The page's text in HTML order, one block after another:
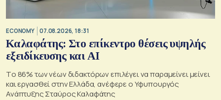
ECONOMY 07.08.2026, 18:31
Καλαφάτης: Στο επίκεντρο θέσεις υψηλής
εξειδίκευσης και AI
Tο 86% των νέων διδακτόρων επιλέγει να παραμείνει μείνει
και εργασθεί στην Ελλάδα, ανέφερε ο Υφυπουργός
Ανάπτυξης Σταύρος Καλαφάτης